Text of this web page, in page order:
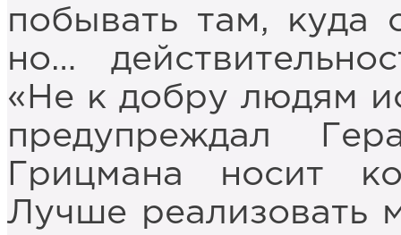
побывать там, куда
но…
«Не к добру людям
предупреждал
Грицмана носит
Лучше реализовать